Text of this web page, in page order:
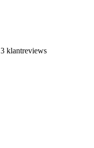
klantreviews